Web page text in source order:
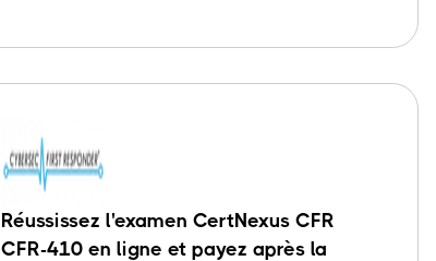
Réussissez l'examen CertNexus CFR
CFR-410 en ligne et payez après la